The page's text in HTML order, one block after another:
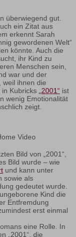
überwiegend gut.
ein Zitat aus
erkennt Sarah
gewordenen Welt“
könnte. Auch die
ihr Kind zu
Menschen sein,
war und der
weil ihnen die
Kubricks „2001“ ist
wenig Emotionalität
zeigt.
Video
Bild von „2001“,
Bild wurde – wie
und kann unter
sowie als
gedeutet wurde.
Kind die
Entfremdung
erst einmal
eine Rolle. In
„2001“, die